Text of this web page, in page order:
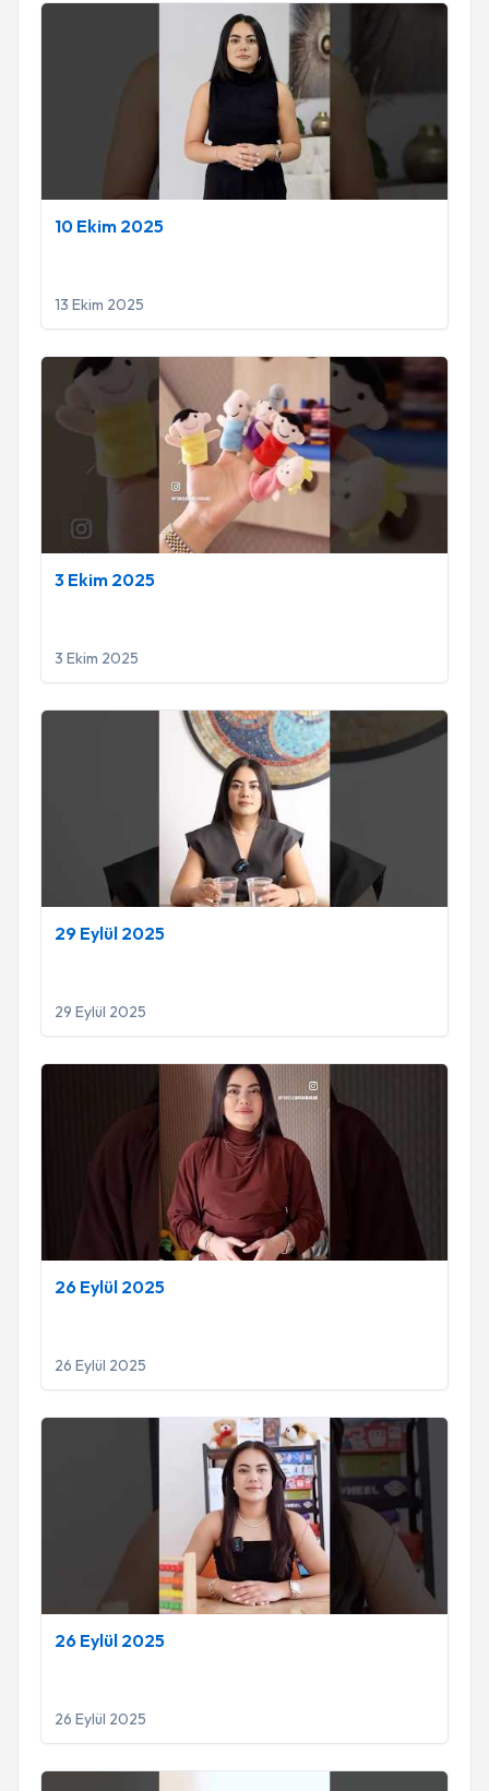
10 Ekim 2025
13 Ekim 2025
3 Ekim 2025
3 Ekim 2025
3 Ekim 2025
29 Eylül 2025
29 Eylül 2025
26 Eylül 2025
26 Eylül 2025
26 Eylül 2025
26 Eylül 2025
26 Eylül 2025